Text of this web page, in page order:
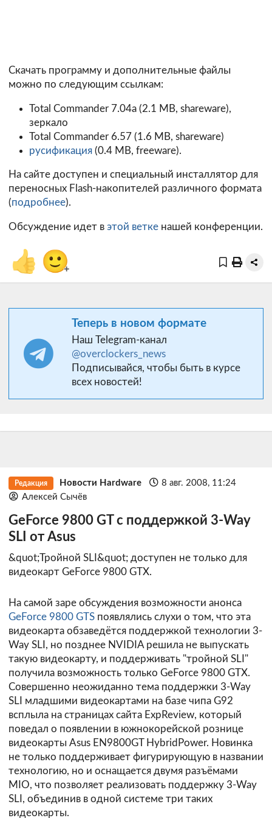
Скачать программу и дополнительные файлы
можно по следующим ссылкам:
Total Commander 7.04a (2.1 MB, shareware),
зеркало
Total Commander 6.57 (1.6 MB, shareware)
русификация(0.4 MB, freeware).
На сайте доступен и специальный инсталлятор для
переносных Flash-накопителей различного формата
(подробнее).
Обсуждение идет в этой ветке нашей конференции.
👍 🙂+
Теперь в новом формате
Наш Telegram-канал
@overclockers_news
Подписывайся, чтобы быть в курсе
всех новостей!
Редакция Новости Hardware
8 авг. 2008, 11:24
Алексей Сычёв
GeForce 9800 GT с поддержкой 3-Way
SLI от Asus
&quot;Тройной SLI&quot; доступен не только для
видеокарт GeForce 9800 GTX.
На самой заре обсуждения возможности анонса
GeForce 9800 GTS появлялись слухи о том, что эта
видеокарта обзаведётся поддержкой технологии 3-
Way SLI, но позднее NVIDIA решила не выпускать
такую видеокарту, и поддерживать "тройной SLI"
получила возможность только GeForce 9800 GTX.
Совершенно неожиданно тема поддержки 3-Way
SLI младшими видеокартами на базе чипа G92
всплыла на страницах сайта ExpReview, который
поведал о появлении в южнокорейской рознице
видеокарты Asus EN9800GT HybridPower. Новинка
не только поддерживает фигурирующую в названии
технологию, но и оснащается двумя разъёмами
MIO, что позволяет реализовать поддержку 3-Way
SLI, объединив в одной системе три таких
видеокарты.